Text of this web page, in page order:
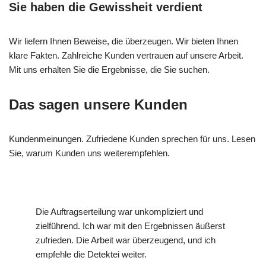
Sie haben die Gewissheit verdient
Wir liefern Ihnen Beweise, die überzeugen. Wir bieten Ihnen
klare Fakten. Zahlreiche Kunden vertrauen auf unsere Arbeit.
Mit uns erhalten Sie die Ergebnisse, die Sie suchen.
Das sagen unsere Kunden
Kundenmeinungen. Zufriedene Kunden sprechen für uns. Lesen
Sie, warum Kunden uns weiterempfehlen.
Die Auftragserteilung war unkompliziert und
zielführend. Ich war mit den Ergebnissen äußerst
zufrieden. Die Arbeit war überzeugend, und ich
empfehle die Detektei weiter.